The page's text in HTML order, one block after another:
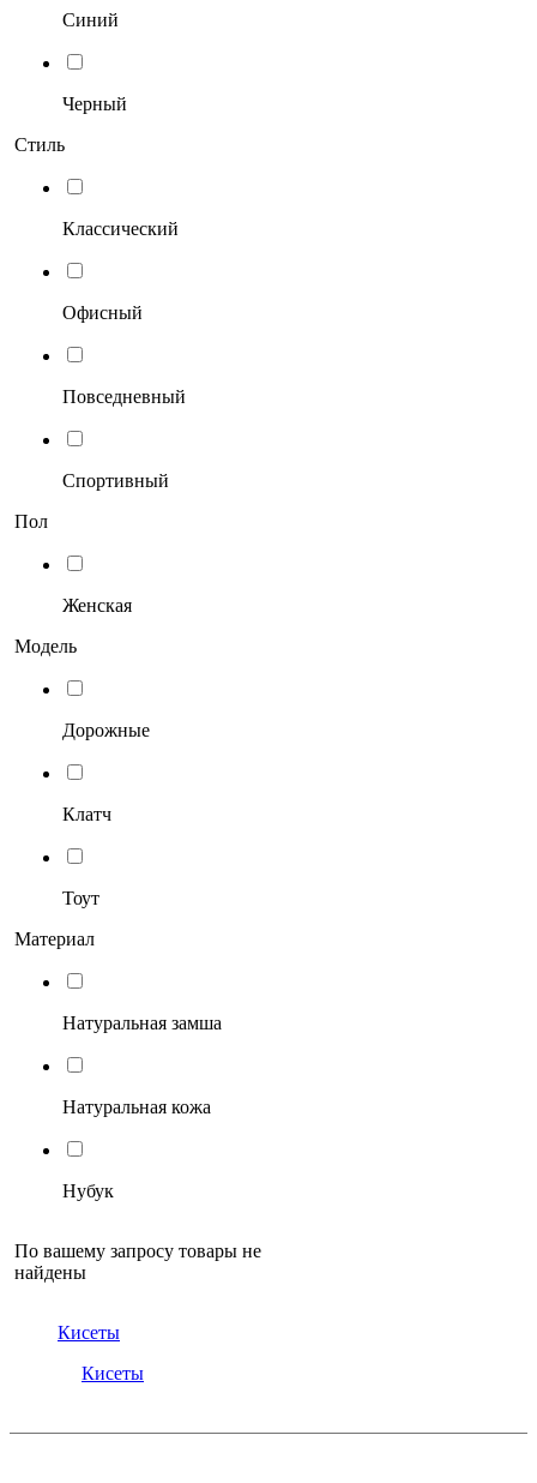
Синий
Черный
Стиль
Классический
Офисный
Повседневный
Спортивный
Пол
Женская
Модель
Дорожные
Клатч
Тоут
Материал
Натуральная замша
Натуральная кожа
Нубук
По вашему запросу товары не
найдены
Кисеты
Кисеты